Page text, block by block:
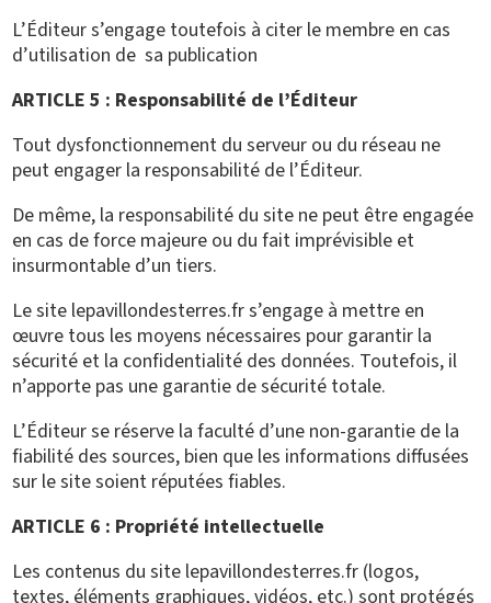
L’Éditeur s’engage toutefois à citer le membre en cas
d’utilisation de sa publication
ARTICLE 5 : Responsabilité de l’Éditeur
Tout dysfonctionnement du serveur ou du réseau ne
peut engager la responsabilité de l’Éditeur.
De même, la responsabilité du site ne peut être engagée
en cas de force majeure ou du fait imprévisible et
insurmontable d’un tiers.
Le site lepavillondesterres.fr s’engage à mettre en
œuvre tous les moyens nécessaires pour garantir la
sécurité et la confidentialité des données. Toutefois, il
n’apporte pas une garantie de sécurité totale.
L’Éditeur se réserve la faculté d’une non-garantie de la
fiabilité des sources, bien que les informations diffusées
sur le site soient réputées fiables.
ARTICLE 6 : Propriété intellectuelle
Les contenus du site lepavillondesterres.fr (logos,
textes, éléments graphiques, vidéos, etc.) sont protégés